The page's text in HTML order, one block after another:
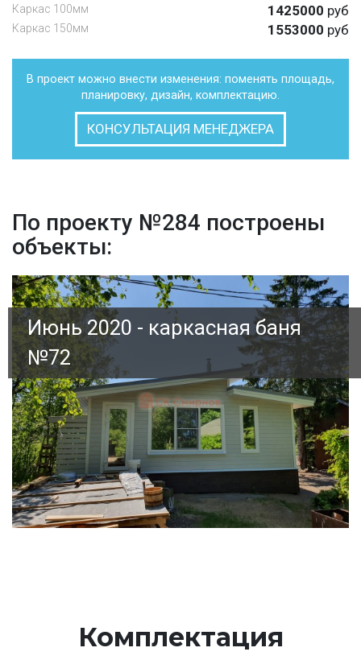
Каркас 100мм 1425000 руб
Каркас 150мм 1553000 руб
В проект можно внести изменения: поменять площадь,
планировку, дизайн, комплектацию.
КОНСУЛЬТАЦИЯ МЕНЕДЖЕРА
По проекту №284 построены
объекты:
Июнь 2020 - каркасная баня
№72
Комплектация